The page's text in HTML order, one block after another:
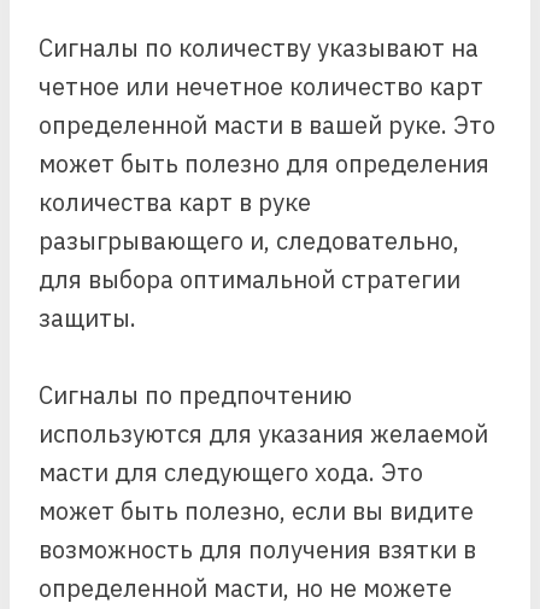
Сигналы по количеству указывают на
четное или нечетное количество карт
определенной масти в вашей руке. Это
может быть полезно для определения
количества карт в руке
разыгрывающего и, следовательно,
для выбора оптимальной стратегии
защиты.
Сигналы по предпочтению
используются для указания желаемой
масти для следующего хода. Это
может быть полезно, если вы видите
возможность для получения взятки в
определенной масти, но не можете